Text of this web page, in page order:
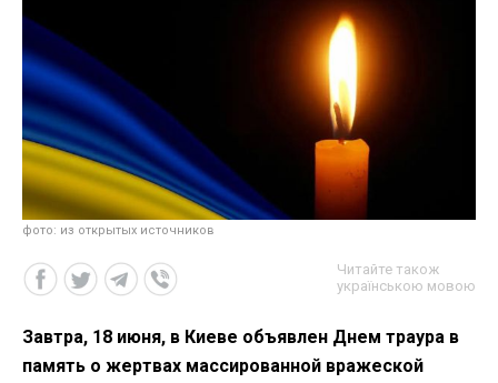
фото: из открытых источников
Читайте також
українською мовою
Завтра, 18 июня, в Киеве объявлен Днем траура в
память о жертвах массированной вражеской